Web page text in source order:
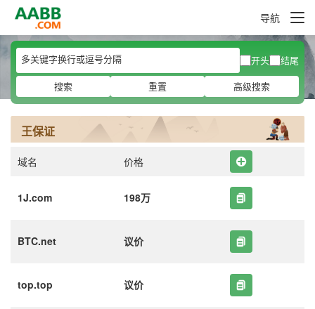
导航
开头
结尾
搜索
重置 高级搜索
王保证
域名 价格
1J.com 198万
BTC.net 议价
top.top 议价